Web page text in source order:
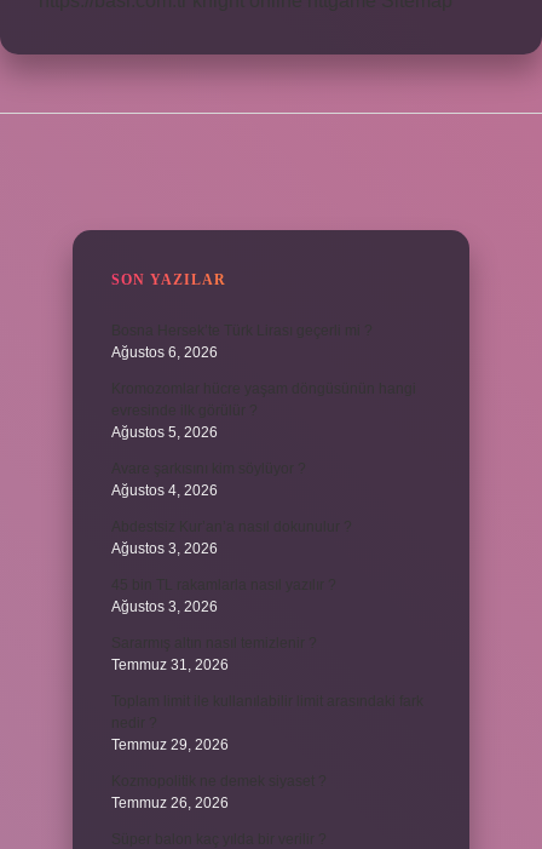
SON YAZILAR
Ağustos 6, 2026
Ağustos 5, 2026
Ağustos 4, 2026
Ağustos 3, 2026
Ağustos 3, 2026
Temmuz 31, 2026
Temmuz 29, 2026
Temmuz 26, 2026